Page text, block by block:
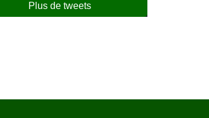
Plus de tweets